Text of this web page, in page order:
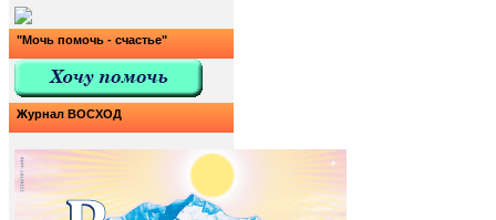
"Мочь помочь - счастье"
Журнал ВОСХОД